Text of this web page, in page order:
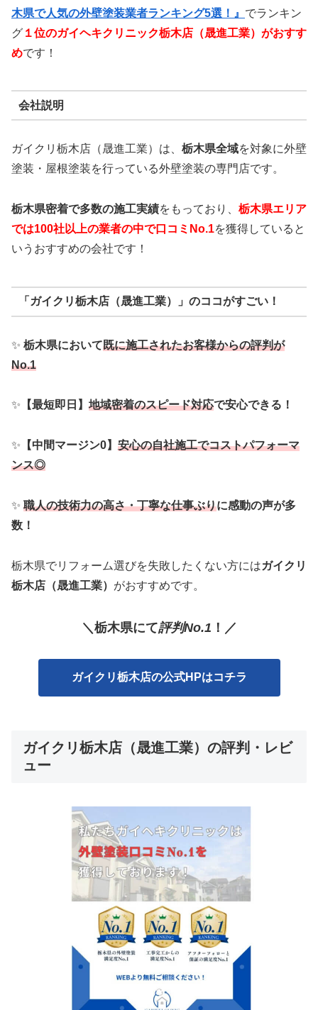
木県で人気の外壁塗装業者ランキング5選！』 でランキン
グ １位のガイヘキクリニック栃木店（晟進工業） がおすす
めです！
会社説明
ガイクリ栃木店（晟進工業）は、 栃木県全域を対象に外壁
塗装・屋根塗装を行っている外壁塗装の専門店です。
栃木県密着で多数の施工実績をもっており、 栃木県エリア
では100社以上の業者の中で口コミNo.1を獲得していると
いうおすすめの会社です！
「ガイクリ栃木店（晟進工業）」のココがすごい！
✨ 栃木県において既に施工されたお客様からの評判が
No.1
✨ 【最短即日】 地域密着のスピード対応で安心できる！
✨ 【中間マージン0】 安心の自社施工でコストパフォーマ
ンス◎
✨ 職人の技術力の高さ・丁寧な仕事ぶりに感動の声が多
数！
栃木県でリフォーム選びを失敗したくない方にはガイクリ
栃木店（晟進工業） がおすすめです。
＼栃木県にて評判No.1 ！／
ガイクリ栃木店の公式HPはコチラ
ガイクリ栃木店（晟進工業）の評判・レビ
ュー